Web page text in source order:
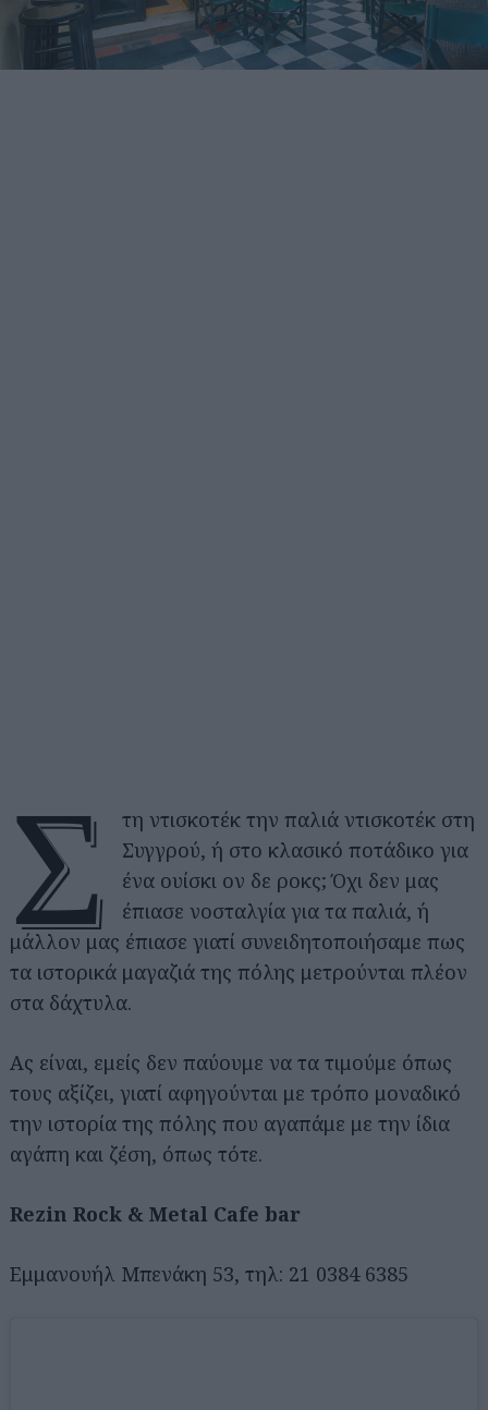
Σ
τη ντισκοτέκ την παλιά ντισκοτέκ στη
Συγγρού, ή στο κλασικό ποτάδικο για
ένα ουίσκι ον δε ροκς; Όχι δεν μας
έπιασε νοσταλγία για τα παλιά, ή
μάλλον μας έπιασε γιατί συνειδητοποιήσαμε πως
τα ιστορικά μαγαζιά της πόλης μετρούνται πλέον
στα δάχτυλα.
Ας είναι, εμείς δεν παύουμε να τα τιμούμε όπως
τους αξίζει, γιατί αφηγούνται με τρόπο μοναδικό
την ιστορία της πόλης που αγαπάμε με την ίδια
αγάπη και ζέση, όπως τότε.
Rezin Rock & Metal Cafe bar
Εμμανουήλ Μπενάκη 53, τηλ: 21 0384 6385